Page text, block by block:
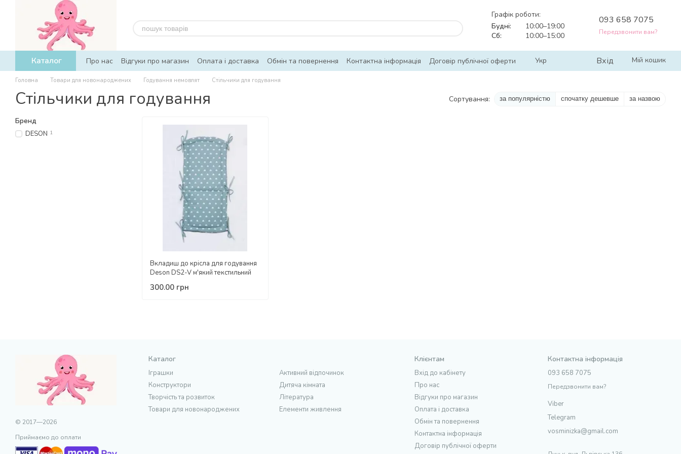
Перейти до основного контенту
Графік роботи:
Будні:
10:00–19:00
Сб:
10:00–15:00
093 658 7075
Передзвонити вам?
Каталог Про нас Відгуки про магазин Оплата і доставка Обмін та повернення Контактна інформація Договір публічної оферти Укр Вхід Мій кошик
Головна Товари для новонароджених Годування немовлят Стільчики для годування
Стільчики для годування Сортування: за популярністю спочатку дешевше за назвою
Вкладиш до крісла для годування
Deson DS2-V м'який текстильний
300.00 грн
Бренд
DESON 1
© 2017—2026
Приймаємо до оплати
Каталог
Іграшки
Конструктори
Творчість та розвиток
Товари для новонароджених
Активний відпочинок
Дитяча кімната
Література
Елементи живлення
Клієнтам
Вхід до кабінету
Про нас
Відгуки про магазин
Оплата і доставка
Обмін та повернення
Контактна інформація
Договір публічної оферти
Контактна інформація
093 658 7075
Передзвонити вам?
Viber
Telegram
vosminizka@gmail.com